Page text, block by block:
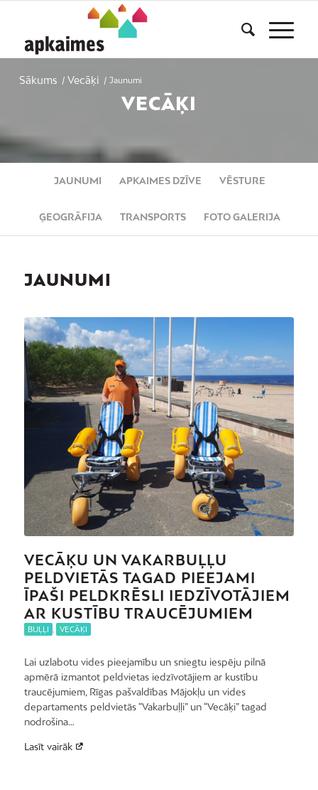
Sākums / Vecāķi / Jaunumi
VECĀĶI
JAUNUMI APKAIMES DZĪVE VĒSTURE
ĢEOGRĀFIJA TRANSPORTS FOTO GALERIJA
JAUNUMI
VECĀĶU UN VAKARBUĻĻU
PELDVIETĀS TAGAD PIEEJAMI
ĪPAŠI PELDKRĒSLI IEDZĪVOTĀJIEM
AR KUSTĪBU TRAUCĒJUMIEM
BUĻĻI VECĀĶI
Lai uzlabotu vides pieejamību un sniegtu iespēju pilnā
apmērā izmantot peldvietas iedzīvotājiem ar kustību
traucējumiem, Rīgas pašvaldības Mājokļu un vides
departaments peldvietās “Vakarbuļļi” un “Vecāķi” tagad
nodrošina…
Lasīt vairāk